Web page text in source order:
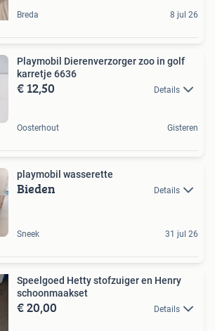
Breda 8 jul 26
Playmobil Dierenverzorger zoo in golf
karretje 6636
€ 12,50 Details
Oosterhout Gisteren
playmobil wasserette
Bieden Details
Sneek 31 jul 26
Speelgoed Hetty stofzuiger en Henry
schoonmaakset
€ 20,00 Details